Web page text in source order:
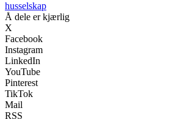
husselskap
Å dele er kjærlig
X
Facebook
Instagram
LinkedIn
YouTube
Pinterest
TikTok
Mail
RSS